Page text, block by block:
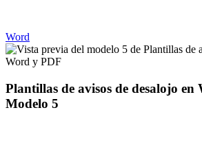
Word
Plantillas de avisos de desalojo en
Modelo 5